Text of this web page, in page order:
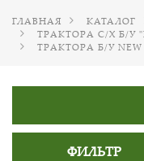
ГЛАВНАЯ КАТАЛОГ
ТРАКТОРА С/Х Б/У
ТРАКТОРА Б/У NEW
ФИЛЬТР